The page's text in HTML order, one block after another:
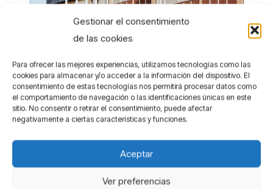
Gestionar el consentimiento
de las cookies
Para ofrecer las mejores experiencias, utilizamos tecnologías como las
cookies para almacenar y/o acceder a la información del dispositivo. El
consentimiento de estas tecnologías nos permitirá procesar datos como
el comportamiento de navegación o las identificaciones únicas en este
sitio. No consentir o retirar el consentimiento, puede afectar
negativamente a ciertas características y funciones.
Aceptar
Ver preferencias
Noticias